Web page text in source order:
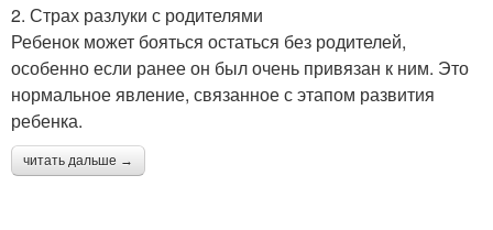
2. Страх разлуки с родителями
Ребенок может бояться остаться без родителей,
особенно если ранее он был очень привязан к ним. Это
нормальное явление, связанное с этапом развития
ребенка.
читать дальше →